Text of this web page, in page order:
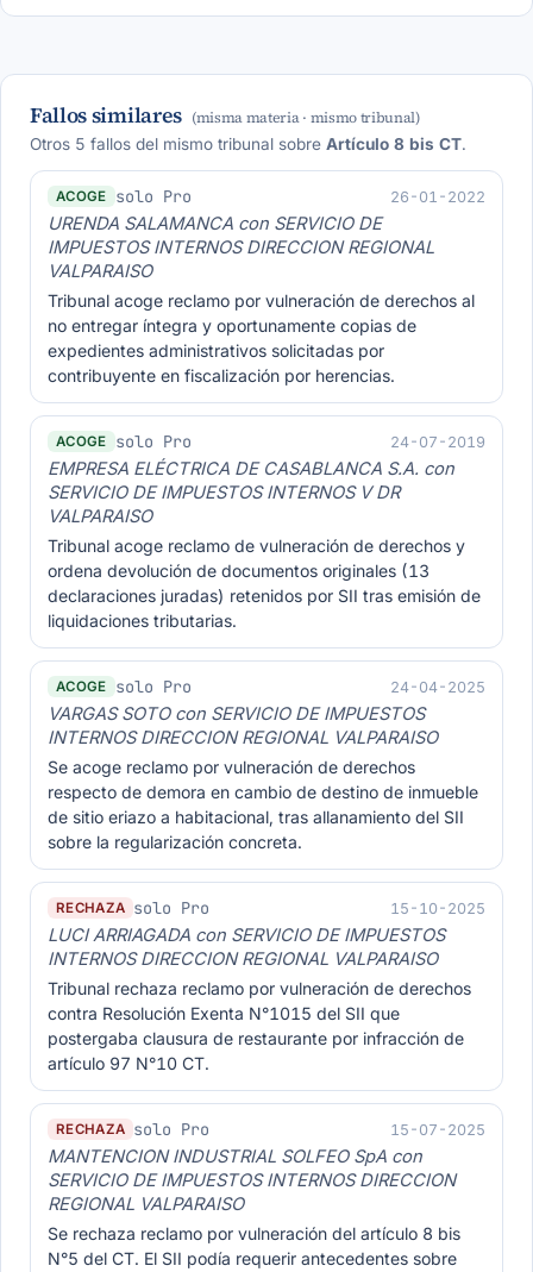
Fallos similares (misma materia · mismo tribunal)
Otros 5 fallos del mismo tribunal sobre Artículo 8 bis CT.
ACOGE solo Pro 26-01-2022
URENDA SALAMANCA con SERVICIO DE
IMPUESTOS INTERNOS DIRECCION REGIONAL
VALPARAISO
Tribunal acoge reclamo por vulneración de derechos al
no entregar íntegra y oportunamente copias de
expedientes administrativos solicitadas por
contribuyente en fiscalización por herencias.
ACOGE solo Pro 24-07-2019
EMPRESA ELÉCTRICA DE CASABLANCA S.A. con
SERVICIO DE IMPUESTOS INTERNOS V DR
VALPARAISO
Tribunal acoge reclamo de vulneración de derechos y
ordena devolución de documentos originales (13
declaraciones juradas) retenidos por SII tras emisión de
liquidaciones tributarias.
ACOGE solo Pro 24-04-2025
VARGAS SOTO con SERVICIO DE IMPUESTOS
INTERNOS DIRECCION REGIONAL VALPARAISO
Se acoge reclamo por vulneración de derechos
respecto de demora en cambio de destino de inmueble
de sitio eriazo a habitacional, tras allanamiento del SII
sobre la regularización concreta.
RECHAZA solo Pro 15-10-2025
LUCI ARRIAGADA con SERVICIO DE IMPUESTOS
INTERNOS DIRECCION REGIONAL VALPARAISO
Tribunal rechaza reclamo por vulneración de derechos
contra Resolución Exenta N°1015 del SII que
postergaba clausura de restaurante por infracción de
artículo 97 N°10 CT.
RECHAZA solo Pro 15-07-2025
MANTENCION INDUSTRIAL SOLFEO SpA con
SERVICIO DE IMPUESTOS INTERNOS DIRECCION
REGIONAL VALPARAISO
Se rechaza reclamo por vulneración del artículo 8 bis
N°5 del CT. El SII podía requerir antecedentes sobre